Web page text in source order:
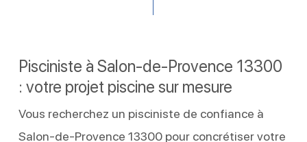
Pisciniste à Salon-de-Provence 13300
: votre projet piscine sur mesure
Vous recherchez un pisciniste de confiance à
Salon-de-Provence 13300 pour concrétiser votre